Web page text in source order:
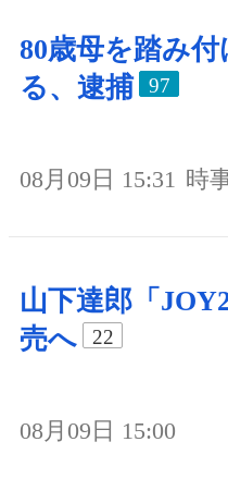
80歳母を踏み
る、逮捕
97
08月09日 15:31 時
山下達郎「
売へ
22
08月09日 15:00